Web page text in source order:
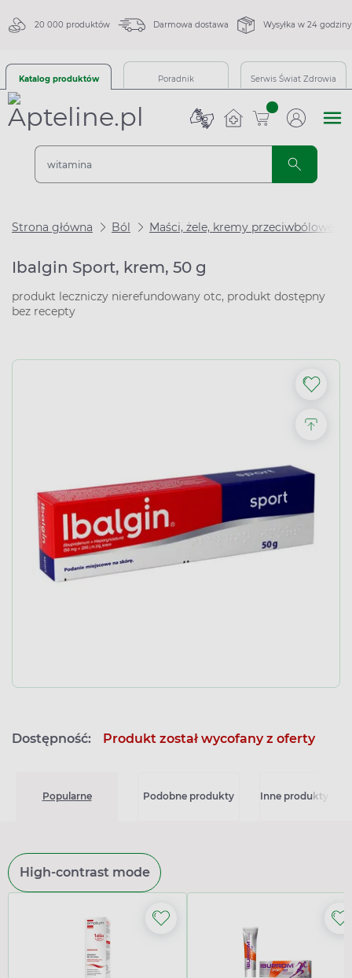
20 000 produktów Darmowa dostawa Wysyłka w 24 godziny
Katalog produktów Poradnik Serwis Świat Zdrowia
sztuk
Strona główna Ból Maści, żele, kremy przeciwbólowe
Ibalgin Sport, krem, 50 g
produkt leczniczy nierefundowany otc, produkt dostępny
bez recepty
Dostępność: Produkt został wycofany z oferty
Popularne Podobne produkty Inne produkty z
High-contrast mode